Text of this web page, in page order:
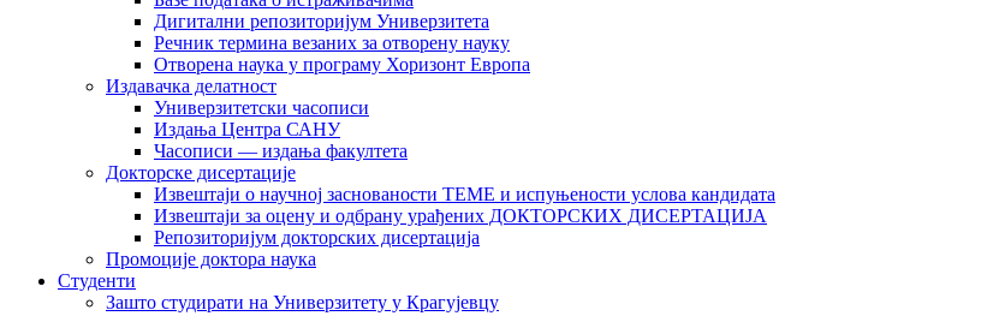
Дигитални репозиторијум Универзитета
Рeчник термина везаних за отворену науку
Отворена наука у програму Хоризонт Европа
Издавачка делатност
Универзитетски часописи
Издања Центра САНУ
Часописи — издања факултета
Докторске дисертације
Извештаји о научној заснованости ТЕМЕ и испуњености услова кандидата
Извештаји за оцену и одбрану урађених ДОКТОРСКИХ ДИСЕРТАЦИЈА
Репозиторијум докторских дисертација
Промоције доктора наука
Студенти
Зашто студирати на Универзитету у Крагујевцу